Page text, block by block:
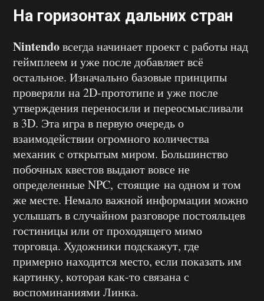
На горизонтах дальних стран
Nintendoвсегда начинает проект с работы над
геймплеем и уже после добавляет всё
остальное. Изначально базовые принципы
проверяли на 2D-прототипе и уже после
утверждения переносили и переосмысливали
в 3D. Эта игра в первую очередь о
взаимодействии огромного количества
механик с открытым миром. Большинство
побочных квестов выдают вовсе не
определенные NPC, стоящие на одном и том
же месте. Немало важной информации можно
услышать в случайном разговоре постояльцев
гостиницы или от проходящего мимо
торговца. Художники подскажут, где
примерно находится место, если показать им
картинку, которая как-то связана с
воспоминаниями Линка.